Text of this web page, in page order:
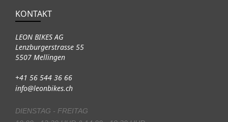
KONTAKT
LEON BIKES AG
Lenzburgerstrasse 55
5507 Mellingen
+41 56 544 36 66
info@leonbikes.ch
DIENSTAG - FREITAG